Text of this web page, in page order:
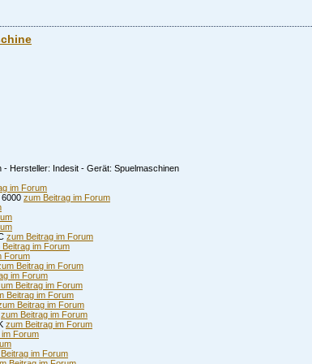
Hersteller: Indesit - Gerät: Spuelmaschinen
im Forum
zum Beitrag im Forum
zum Beitrag im Forum
Beitrag im Forum
Forum
Beitrag im Forum
im Forum
Beitrag im Forum
Beitrag im Forum
Beitrag im Forum
zum Beitrag im Forum
zum Beitrag im Forum
Forum
im Forum